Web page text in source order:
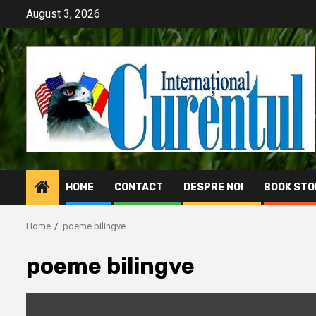
content
August 3, 2026
HOME CONTACT DESPRE NOI BOOK
Home poeme bilingve
poeme bilingve